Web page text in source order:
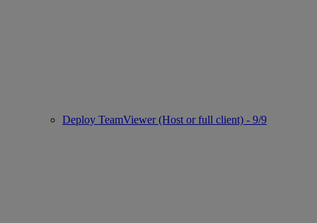
Deploy TeamViewer (Host or full client) - 9/9